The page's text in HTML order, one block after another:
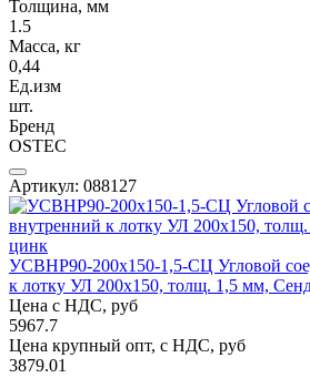
Толщина, мм
1.5
Масса, кг
0,44
Ед.изм
шт.
Бренд
OSTEC
Артикул: 088127
УСВНР90-200х150-1,5-СЦ Угловой
к лотку УЛ 200х150, толщ. 1,5 мм,
Цена с НДС, руб
5967.7
Цена крупный опт, с НДС, руб
3879.01